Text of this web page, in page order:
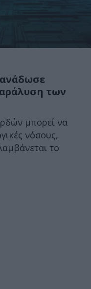
των
μπορεί να
νόσους,
το